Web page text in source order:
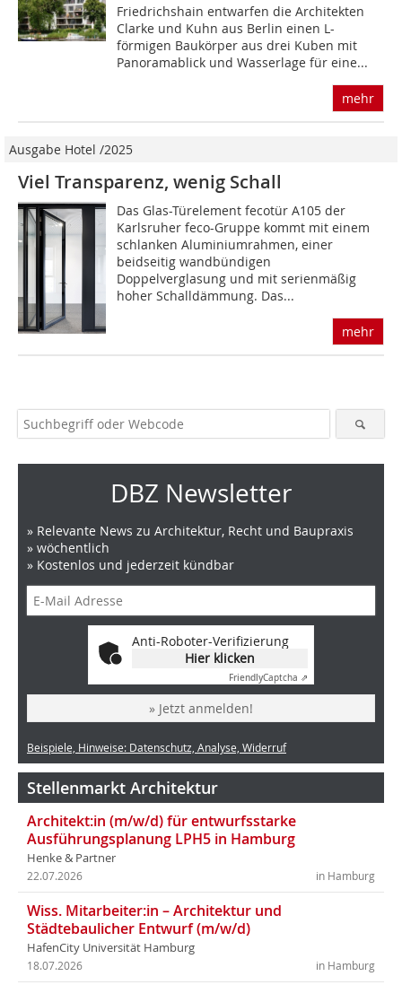
Friedrichshain entwarfen die Architekten
Clarke und Kuhn aus Berlin einen L-
förmigen Baukörper aus drei Kuben mit
Panoramablick und Wasserlage für eine...
mehr
Ausgabe Hotel /2025
Viel Transparenz, wenig Schall
Das Glas-Türelement fecotür A105 der
Karlsruher feco-Gruppe kommt mit einem
schlanken Aluminiumrahmen, einer
beidseitig wandbündigen
Doppelverglasung und mit serienmäßig
hoher Schalldämmung. Das...
mehr
DBZ Newsletter
» Relevante News zu Architektur, Recht und Baupraxis
» wöchentlich
» Kostenlos und jederzeit kündbar
Anti-Roboter-Verifizierung
Hier klicken
FriendlyCaptcha ⇗
» Jetzt anmelden!
Beispiele, Hinweise: Datenschutz, Analyse, Widerruf
Stellenmarkt Architektur
Architekt:in (m/w/d) für entwurfsstarke
Ausführungsplanung LPH5 in Hamburg
Henke & Partner
in Hamburg
22.07.2026
Wiss. Mitarbeiter:in – Architektur und
Städtebaulicher Entwurf (m/w/d)
HafenCity Universität Hamburg
in Hamburg
18.07.2026